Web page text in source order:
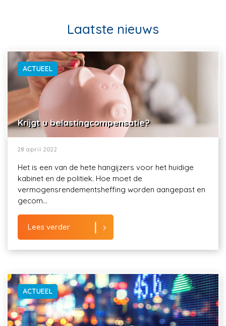
Laatste nieuws
ACTUEEL
Krijgt u belastingcompensatie?
28 april 2022
Het is een van de hete hangijzers voor het huidige
kabinet en de politiek. Hoe moet de
vermogensrendementsheffing worden aangepast en
gecom...
Lees verder
ACTUEEL